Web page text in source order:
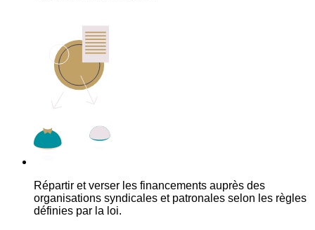
Répartir et verser les financements auprès des
organisations syndicales et patronales selon les règles
définies par la loi.